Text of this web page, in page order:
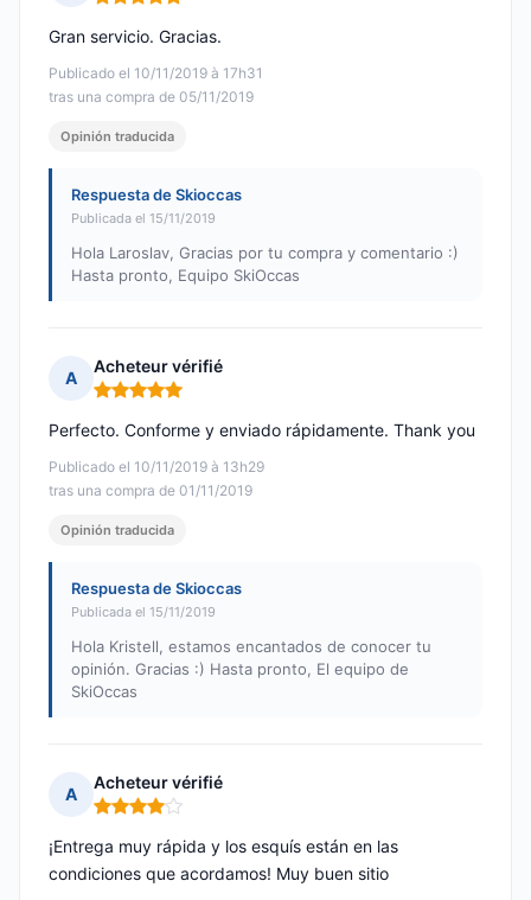
Nota: 5 de 5
Publicado el 10/11/2019 à 17h31
tras una compra de 05/11/2019
Gran servicio. Gracias.
Opinión traducida
Respuesta de Skioccas
Publicada el 15/11/2019
Hola Laroslav, Gracias por tu compra y comentario :)
Hasta pronto, Equipo SkiOccas
A
Acheteur vérifié
Nota: 5 de 5
Publicado el 10/11/2019 à 13h29
tras una compra de 01/11/2019
Perfecto. Conforme y enviado rápidamente. Thank you
Opinión traducida
Respuesta de Skioccas
Publicada el 15/11/2019
Hola Kristell, estamos encantados de conocer tu
opinión. Gracias :) Hasta pronto, El equipo de
SkiOccas
A
Acheteur vérifié
Nota: 4 de 5
¡Entrega muy rápida y los esquís están en las
condiciones que acordamos! Muy buen sitio